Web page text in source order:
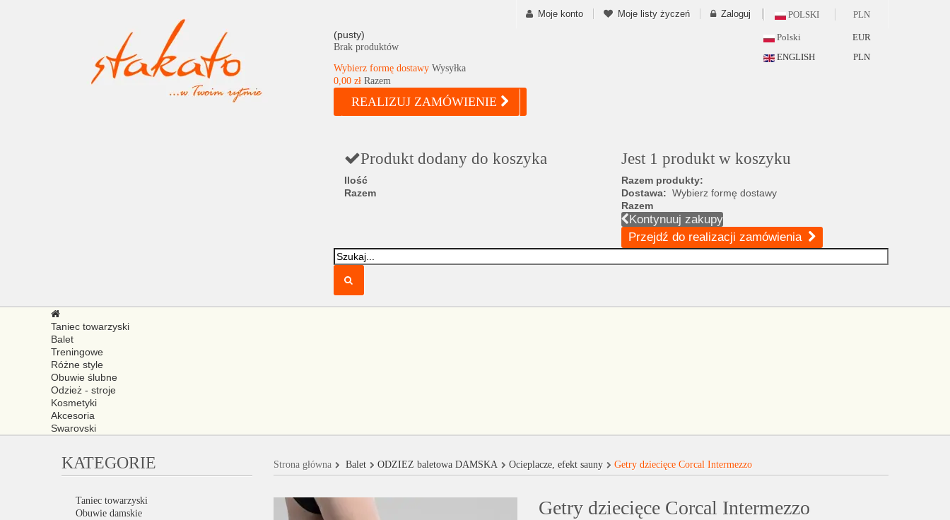
Moje konto Moje listy życzeń Zaloguj POLSKI
Polski
ENGLISH
PLN
EUR
PLN
(pusty)
Brak produktów
Wybierz formę dostawy Wysyłka
0,00 zł Razem
REALIZUJ ZAMÓWIENIE
Produkt dodany do koszyka
Ilość
Razem
Jest 1 produkt w koszyku
Razem produkty:
Dostawa:Wybierz formę dostawy
Razem
Kontynuuj zakupy
Przejdź do realizacji zamówienia
Taniec towarzyski
Balet
Treningowe
Różne style
Obuwie ślubne
Odzież - stroje
Kosmetyki
Akcesoria
Swarovski
KATEGORIE
Taniec towarzyski
Obuwie damskie
Strona główna Balet ODZIEŻ baletowa DAMSKA Ocieplacze, efekt sauny Getry dziecięce Corcal Intermezzo
Getry dziecięce Corcal Intermezzo